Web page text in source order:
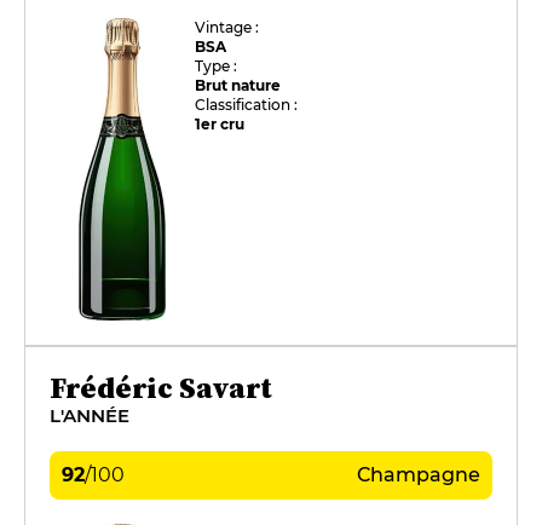
Vintage :
BSA
Type :
Brut nature
Classification :
1er cru
Frédéric Savart
L'ANNÉE
92/100 Champagne